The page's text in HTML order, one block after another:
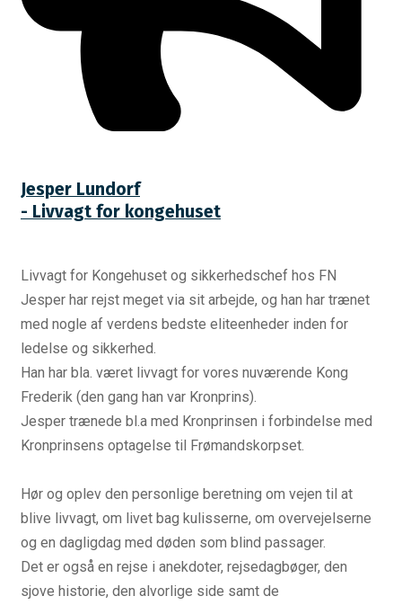
Jesper Lundorf
- Livvagt for kongehuset
Livvagt for Kongehuset og sikkerhedschef hos FN
Jesper har rejst meget via sit arbejde, og han har trænet
med nogle af verdens bedste eliteenheder inden for
ledelse og sikkerhed.
Han har bla. været livvagt for vores nuværende Kong
Frederik (den gang han var Kronprins).
Jesper trænede bl.a med Kronprinsen i forbindelse med
Kronprinsens optagelse til Frømandskorpset.
Hør og oplev den personlige beretning om vejen til at
blive livvagt, om livet bag kulisserne, om overvejelserne
og en dagligdag med døden som blind passager.
Det er også en rejse i anekdoter, rejsedagbøger, den
sjove historie, den alvorlige side samt de